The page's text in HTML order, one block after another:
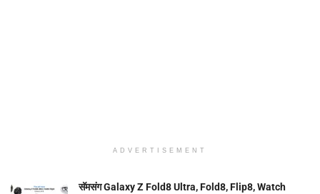
ADVERTISEMENT
सॅमसंग Galaxy Z Fold8 Ultra, Fold8, Flip8, Watch